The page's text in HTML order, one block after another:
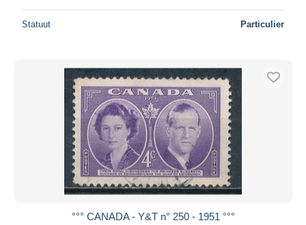
Statuut Particulier
°°° CANADA - Y&T n° 250 - 1951 °°°